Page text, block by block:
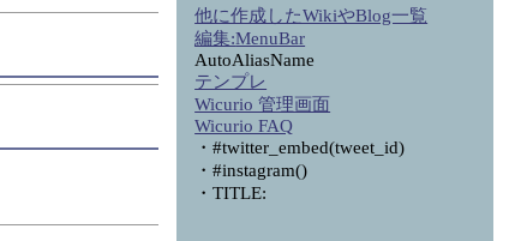
他に作成したWikiやBlog一覧
編集:MenuBar
AutoAliasName
テンプレ
Wicurio 管理画面
Wicurio FAQ
・#twitter_embed(tweet_id)
・#instagram()
・TITLE: